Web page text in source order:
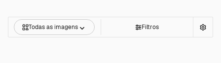
Todas as imagens Filtros